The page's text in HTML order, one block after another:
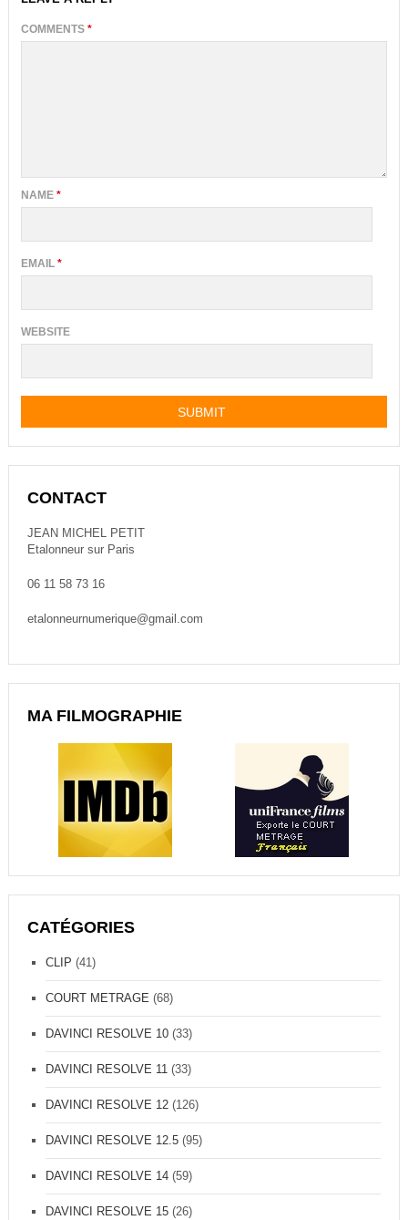
COMMENTS *
NAME *
EMAIL *
WEBSITE
CONTACT
JEAN MICHEL PETIT
Etalonneur sur Paris
06 11 58 73 16
etalonneurnumerique@gmail.com
MA FILMOGRAPHIE
CATÉGORIES
CLIP (41)
COURT METRAGE (68)
DAVINCI RESOLVE 10(33)
DAVINCI RESOLVE 11(33)
DAVINCI RESOLVE 12(126)
DAVINCI RESOLVE 12.5(95)
DAVINCI RESOLVE 14(59)
DAVINCI RESOLVE 15(26)